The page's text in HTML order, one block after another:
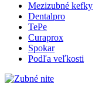
Mezizubné kefky
Dentalpro
TePe
Curaprox
Spokar
Podľa veľkosti